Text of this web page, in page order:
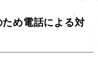
め電話による対